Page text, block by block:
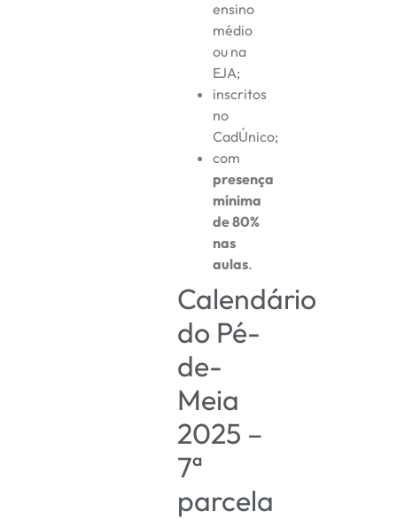
ensino
médio
ou na
EJA;
inscritos
no
CadÚnico;
com
presença
mínima
de 80%
nas
aulas.
Calendário
do Pé-
de-
Meia
2025 –
7ª
parcela